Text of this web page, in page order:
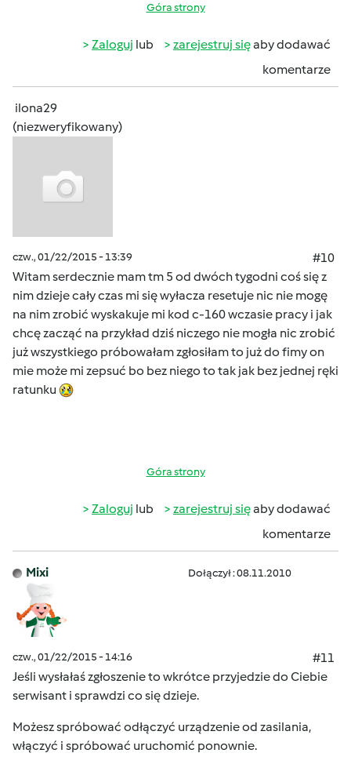
Góra strony
Zaloguj lub zarejestruj sięaby dodawać
komentarze
ilona29
(niezweryfikowany)
czw., 01/22/2015 - 13:39
#10
Witam serdecznie mam tm 5 od dwóch tygodni coś się z
nim dzieje cały czas mi się wyłacza resetuje nic nie mogę
na nim zrobić wyskakuje mi kod c-160 wczasie pracy i jak
chcę zacząć na przykład dziś niczego nie mogła nic zrobić
już wszystkiego próbowałam zgłosiłam to już do fimy on
mie może mi zepsuć bo bez niego to tak jak bez jednej ręki
ratunku
Góra strony
Zaloguj lub zarejestruj sięaby dodawać
komentarze
Mixi Dołączył : 08.11.2010
czw., 01/22/2015 - 14:16
#11
Jeśli wysłałaś zgłoszenie to wkrótce przyjedzie do Ciebie
serwisant i sprawdzi co się dzieje.
Możesz spróbować odłączyć urządzenie od zasilania,
włączyć i spróbować uruchomić ponownie.